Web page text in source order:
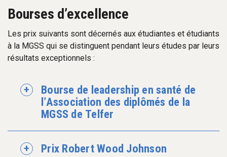
Bourses d’excellence
Les prix suivants sont décernés aux étudiantes et étudiants
à la MGSS qui se distinguent pendant leurs études par leurs
résultats exceptionnels :
Bourse de leadership en santé de
l’Association des diplômés de la
MGSS de Telfer
Prix Robert Wood Johnson